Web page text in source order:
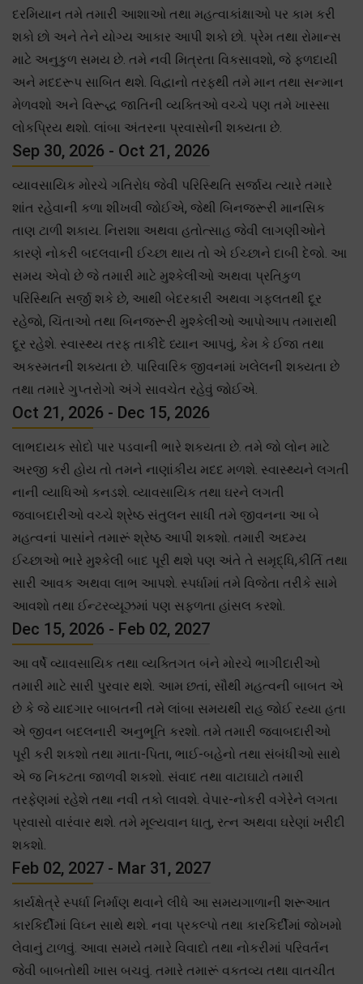
દરમિયાન તમે તમારી આશાઓ તથા મહત્વાકાંક્ષાઓ પર કામ કરી
શકો છો અને તેને યોગ્ય આકાર આપી શકો છો. પ્રેમ તથા રોમાન્સ
માટે અનુકુળ સમય છે. તમે નવી મિત્રતા વિકસાવશો, જે ફળદાયી
અને મદદરૂપ સાબિત થશે. વિદ્વાનો તરફથી તમે માન તથા સન્માન
મેળવશો અને વિરૂદ્ધ જાતિની વ્યક્તિઓ વચ્ચે પણ તમે ખાસ્સા
લોકપ્રિય થશો. લાંબા અંતરના પ્રવાસોની શક્યતા છે.
Sep 30, 2026 - Oct 21, 2026
વ્યાવસાયિક મોરચે ગતિરોધ જેવી પરિસ્થિતિ સર્જાય ત્યારે તમારે
શાંત રહેવાની કળા શીખવી જોઈએ, જેથી બિનજરૂરી માનસિક
તાણ ટાળી શકાય. નિરાશા અથવા હતોત્સાહ જેવી લાગણીઓને
કારણે નોકરી બદલવાની ઈચ્છા થાય તો એ ઈચ્છાને દાબી દેજો. આ
સમય એવો છે જે તમારી માટે મુશ્કેલીઓ અથવા પ્રતિકુળ
પરિસ્થિતિ સર્જી શકે છે, આથી બેદરકારી અથવા ગફલતથી દૂર
રહેજો, ચિંતાઓ તથા બિનજરૂરી મુશ્કેલીઓ આપોઆપ તમારાથી
દૂર રહેશે. સ્વાસ્થ્ય તરફ તાકીદે ધ્યાન આપવું, કેમ કે ઈજા તથા
અકસ્મતની શક્યતા છે. પારિવારિક જીવનમાં ખલેલની શક્યતા છે
તથા તમારે ગુપ્તરોગો અંગે સાવચેત રહેવું જોઈએ.
Oct 21, 2026 - Dec 15, 2026
લાભદાયક સોદો પાર પડવાની ભારે શકયતા છે. તમે જો લોન માટે
અરજી કરી હોય તો તમને નાણાંકીય મદદ મળશે. સ્વાસ્થ્યને લગતી
નાની વ્યાધિઓ કનડશે. વ્યાવસાયિક તથા ઘરને લગતી
જવાબદારીઓ વચ્ચે શ્રેષ્ઠ સંતુલન સાધી તમે જીવનના આ બે
મહત્વનાં પાસાંને તમારૂં શ્રેષ્ઠ આપી શકશો. તમારી અદમ્ય
ઈચ્છાઓ ભારે મુશ્કેલી બાદ પૂરી થશે પણ અંતે તે સમૃદ્ધિ,કીર્તિ તથા
સારી આવક અથવા લાભ આપશે. સ્પર્ધામાં તમે વિજેતા તરીકે સામે
આવશો તથા ઈન્ટરવ્યૂઝમાં પણ સફળતા હાંસલ કરશો.
Dec 15, 2026 - Feb 02, 2027
આ વર્ષે વ્યાવસાયિક તથા વ્યક્તિગત બંને મોરચે ભાગીદારીઓ
તમારી માટે સારી પુરવાર થશે. આમ છતાં, સૌથી મહત્વની બાબત એ
છે કે જે યાદગાર બાબતની તમે લાંબા સમયથી રાહ જોઈ રહ્યા હતા
એ જીવન બદલનારી અનુભૂતિ કરશો. તમે તમારી જવાબદારીઓ
પૂરી કરી શકશો તથા માતા-પિતા, ભાઈ-બહેનો તથા સંબંધીઓ સાથે
એ જ નિકટતા જાળવી શકશો. સંવાદ તથા વાટાઘાટો તમારી
તરફેણમાં રહેશે તથા નવી તકો લાવશે. વેપાર-નોકરી વગેરેને લગતા
પ્રવાસો વારંવાર થશે. તમે મૂલ્યવાન ધાતુ, રત્ન અથવા ઘરેણાં ખરીદી
શકશો.
Feb 02, 2027 - Mar 31, 2027
કાર્યક્ષેત્રે સ્પર્ધા નિર્માણ થવાને લીધે આ સમયગાળાની શરૂઆત
કારકિર્દીમાં વિઘ્ન સાથે થશે. નવા પ્રકલ્પો તથા કારકિર્દીમાં જોખમો
લેવાનું ટાળવું. આવા સમયે તમારે વિવાદો તથા નોકરીમાં પરિવર્તન
જેવી બાબતોથી ખાસ બચવું. તમારે તમારૂં વકતવ્ય તથા વાતચીત